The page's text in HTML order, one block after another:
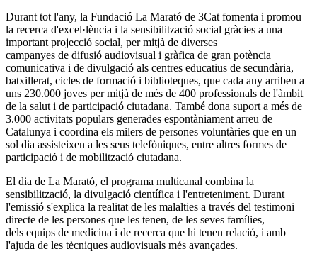
Durant tot l'any, la Fundació La Marató de 3Cat fomenta i promou
la recerca d'excel·lència i la sensibilització social gràcies a una
important projecció social, per mitjà de diverses
campanyes de difusió audiovisual i gràfica de gran potència
comunicativa i de divulgació als centres educatius de secundària,
batxillerat, cicles de formació i biblioteques, que cada any arriben a
uns 230.000 joves per mitjà de més de 400 professionals de l'àmbit
de la salut i de participació ciutadana. També dona suport a més de
3.000 activitats populars generades espontàniament arreu de
Catalunya i coordina els milers de persones voluntàries que en un
sol dia assisteixen a les seus telefòniques, entre altres formes de
participació i de mobilització ciutadana.
El dia de La Marató, el programa multicanal combina la
sensibilització, la divulgació científica i l'entreteniment. Durant
l'emissió s'explica la realitat de les malalties a través del testimoni
directe de les persones que les tenen, de les seves famílies,
dels equips de medicina i de recerca que hi tenen relació, i amb
l'ajuda de les tècniques audiovisuals més avançades.